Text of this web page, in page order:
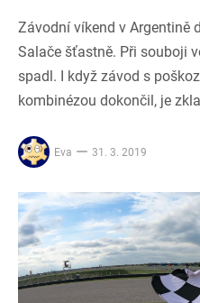
Závodní víkend v Argentině
Salače šťastně. Při souboji
spadl. I když závod s
kombinézou dokončil, je
Eva 31. 3. 2019